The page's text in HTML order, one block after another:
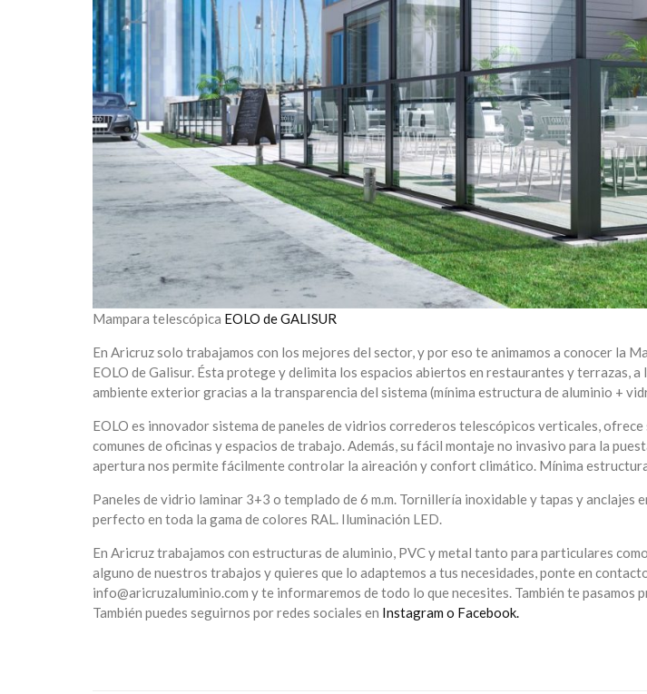
Mampara telescópica EOLO de GALISUR
En Aricruz solo trabajamos con los mejores del sector, y por eso te animamos a conocer la
EOLO de Galisur. Ésta protege y delimita los espacios abiertos en restaurantes y terrazas,
ambiente exterior gracias a la transparencia del sistema (mínima estructura de aluminio +
EOLO es innovador sistema de paneles de vidrios correderos telescópicos verticales,
comunes de oficinas y espacios de trabajo. Además, su fácil montaje no invasivo para la
apertura nos permite fácilmente controlar la aireación y confort climático. Mínima
Paneles de vidrio laminar 3+3 o templado de 6 m.m. Tornillería inoxidable y tapas y anclajes
perfecto en toda la gama de colores RAL. Iluminación LED.
En Aricruz trabajamos con estructuras de aluminio, PVC y metal tanto para particulares
alguno de nuestros trabajos y quieres que lo adaptemos a tus necesidades, ponte en
info@aricruzaluminio.com y te informaremos de todo lo que necesites. También te pasamos
También puedes seguirnos por redes sociales en Instagram o Facebook.